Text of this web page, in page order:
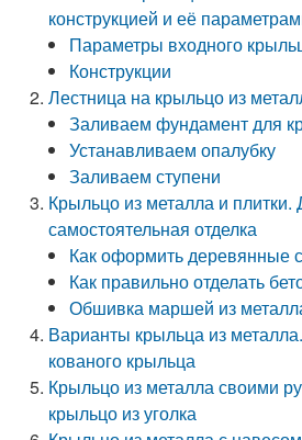
конструкцией и её
Параметры входного
Конструкции
Лестница на крыльцо из
Заливаем фундамент для
Устанавливаем опалубку
Заливаем ступени
Крыльцо из металла и
самостоятельная отделка
Как оформить деревянные
Как правильно отделать
Обшивка маршей из
Варианты крыльца из
кованого крыльца
Крыльцо из металла своими
крыльцо из уголка